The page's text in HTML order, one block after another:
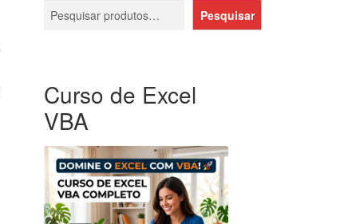
Pesquisar
Curso de Excel
VBA